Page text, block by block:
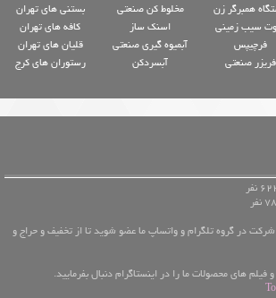
همبرگر زن
سیب زمینی
فرچیپس
فریزر صنعتی
مخلوط کن صنعتی
اسنک ساز
آبمیوه گیری صنعتی
آبسردکن
بستنی های تهران
کافه های تهران
قلیان های تهران
رستوران های کرج
در گروه تلگرام و واتساپ ما عضو شوید تا از تخفیف و حراج و
های محصولات ما را در اینستاگرام دنبال بفرمایید.